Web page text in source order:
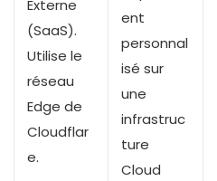
Externe
(SaaS).
Utilise le
réseau
Edge de
Cloudflar
e.
ent
personnal
isé sur
une
infrastruc
ture
Cloud